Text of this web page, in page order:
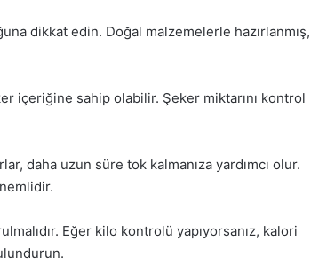
dikkat edin. Doğal malzemelerle hazırlanmış,
içeriğine sahip olabilir. Şeker miktarını kontrol
daha uzun süre tok kalmanıza yardımcı olur.
Eğer kilo kontrolü yapıyorsanız, kalori